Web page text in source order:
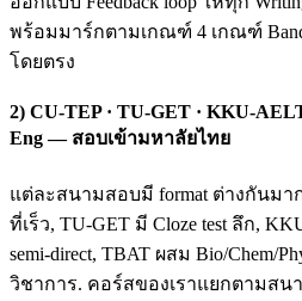
พร้อมมาร์กตามเกณฑ์ 4 เกณฑ์ Band
โดยตรง
2) CU-TEP · TU-GET · KKU-
Eng — สอบเข้ามหาลัยไทย
แต่ละสนามสอบมี format ต่างกันมา
ที่เร็ว, TU-GET มี Cloze test ลึก,
semi-direct, TBAT ผสม Bio/Chem/
วิชาการ. คอร์สของเราแยกตามสน